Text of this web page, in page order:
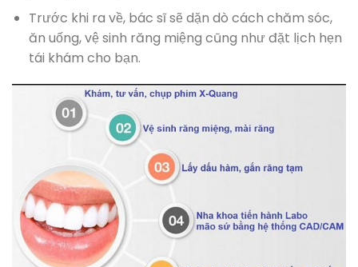
Trước khi ra về, bác sĩ sẽ dặn dò cách chăm sóc,
ăn uống, vệ sinh răng miệng cũng như đặt lịch hẹn
tái khám cho bạn.